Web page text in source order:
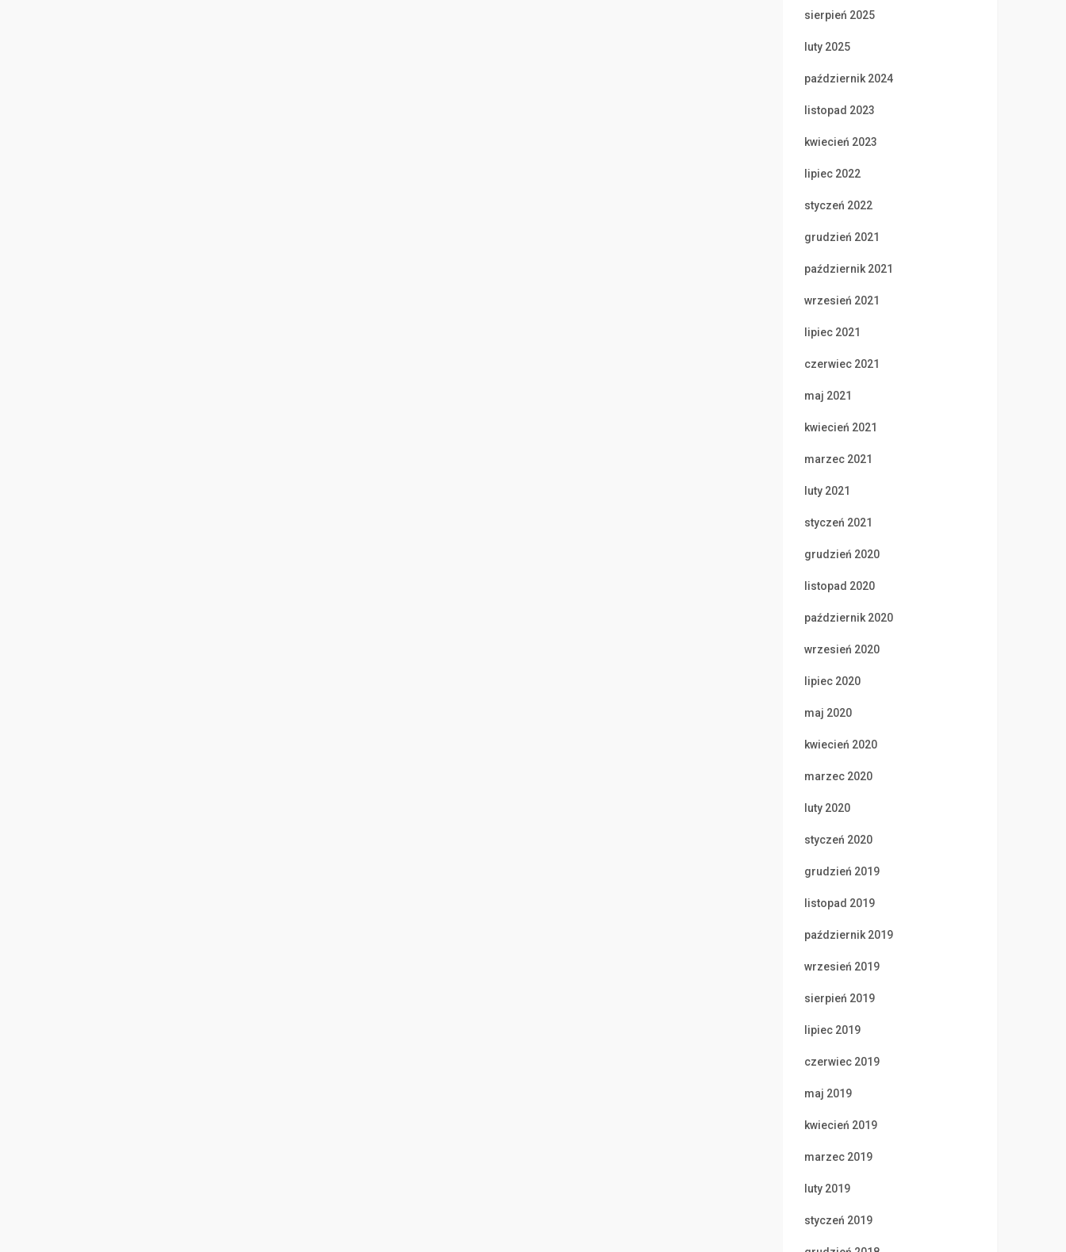
sierpień 2025
luty 2025
październik 2024
listopad 2023
kwiecień 2023
lipiec 2022
styczeń 2022
grudzień 2021
październik 2021
wrzesień 2021
lipiec 2021
czerwiec 2021
maj 2021
kwiecień 2021
marzec 2021
luty 2021
styczeń 2021
grudzień 2020
listopad 2020
październik 2020
wrzesień 2020
lipiec 2020
maj 2020
kwiecień 2020
marzec 2020
luty 2020
styczeń 2020
grudzień 2019
listopad 2019
październik 2019
wrzesień 2019
sierpień 2019
lipiec 2019
czerwiec 2019
maj 2019
kwiecień 2019
marzec 2019
luty 2019
styczeń 2019